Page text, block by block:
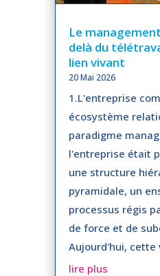
Le
delà du
lien vivant
20 Mai 2026
1.L'entreprise
écosystème
paradigme
l'entreprise était
une structure
pyramidale, un
processus régis
de force et de
Aujourd'hui, cette
lire plus